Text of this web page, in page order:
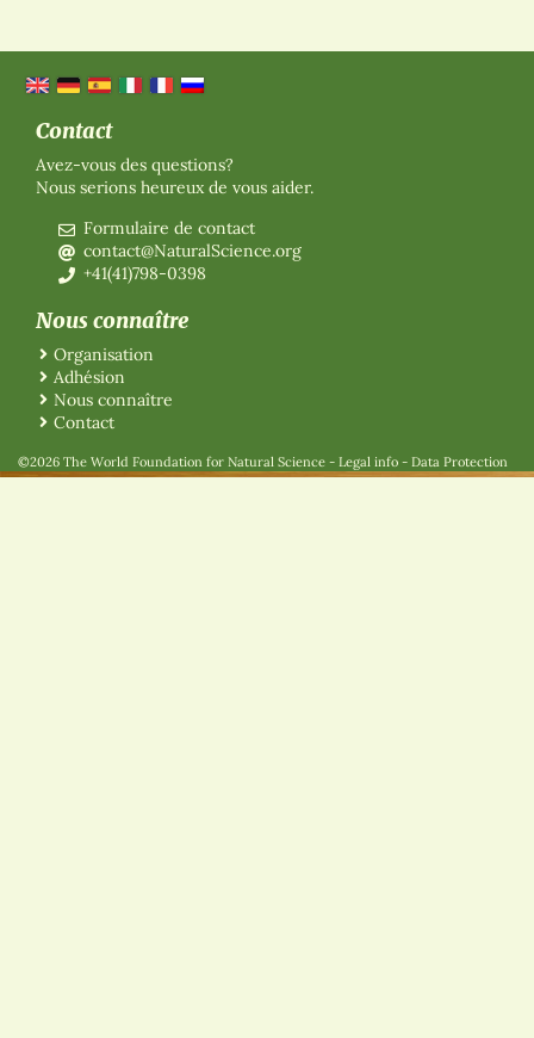
Contact
Avez-vous des questions?
Nous serions heureux de vous aider.
Formulaire de contact
contact@NaturalScience.org
+41(41)798-0398
Nous connaître
Organisation
Adhésion
Nous connaître
Contact
©2026 The World Foundation for Natural Science - Legal info - Data Protection